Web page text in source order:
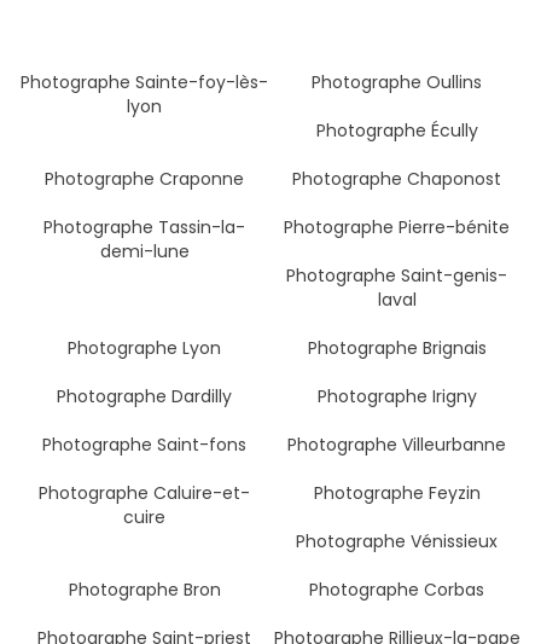
Photographe Sainte-foy-lès-
lyon
Photographe Oullins
Photographe Écully
Photographe Craponne
Photographe Chaponost
Photographe Tassin-la-
demi-lune
Photographe Pierre-bénite
Photographe Saint-genis-
laval
Photographe Lyon
Photographe Brignais
Photographe Dardilly
Photographe Irigny
Photographe Saint-fons
Photographe Villeurbanne
Photographe Caluire-et-
cuire
Photographe Feyzin
Photographe Vénissieux
Photographe Bron
Photographe Corbas
Photographe Saint-priest
Photographe Rillieux-la-pape